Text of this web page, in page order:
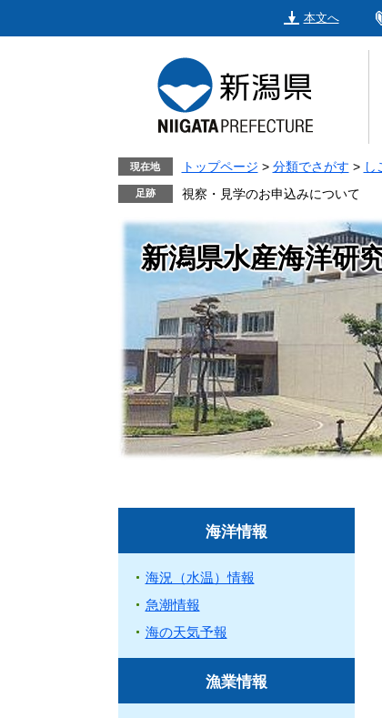
本文へ
現在地 トップページ > 分類でさがす > し
視察・見学のお申込みについて
新潟県水産海洋研
海洋情報
海況（水温）情報
急潮情報
海の天気予報
漁業情報